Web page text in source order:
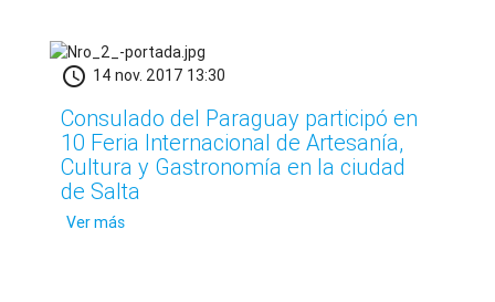
schedule 14 nov. 2017 13:30
Consulado del Paraguay participó en
10 Feria Internacional de Artesanía,
Cultura y Gastronomía en la ciudad
de Salta
Ver más